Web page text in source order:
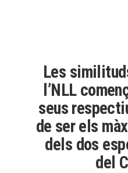
Les
l’NLL
seus
de ser els
dels dos
del